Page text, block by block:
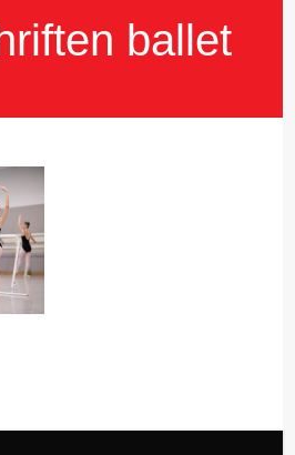
ballet